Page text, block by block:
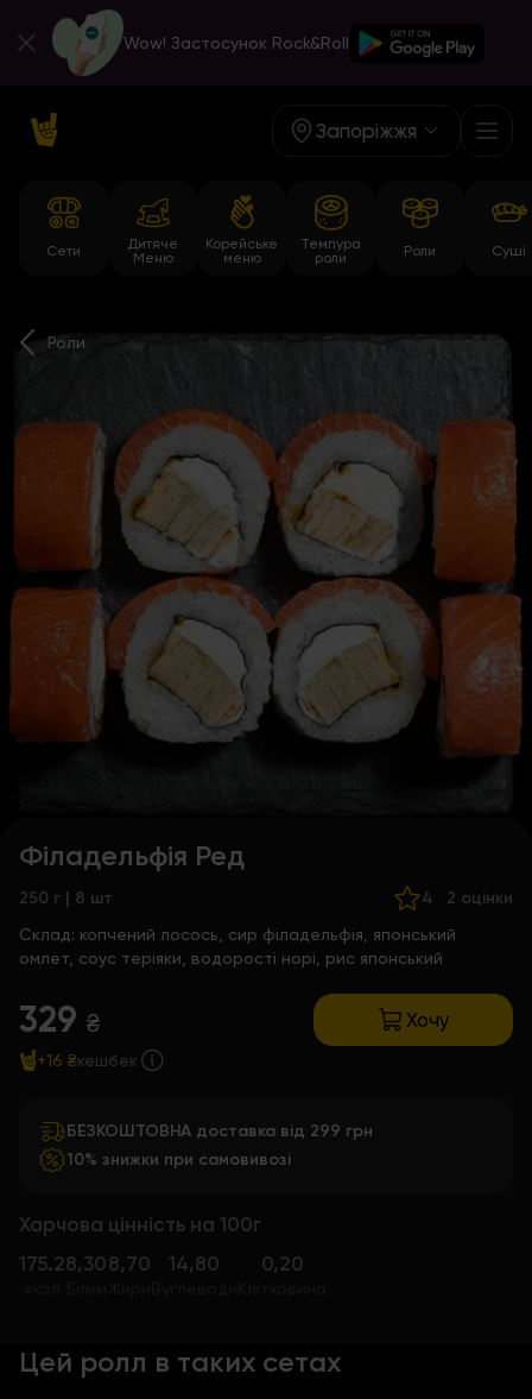
Wow! Застосунок Rock&Roll
Запоріжжя
Сети
Дитяче
Меню
Корейське
меню
Темпура
роли
Роли Суші
Роли
Філадельфія Ред
250 г | 8 шт 4 · 2 оцінки
Склад: копчений лосось, сир філадельфія, японський
омлет, соус теріяки, водорості норі, рис японський
329 ₴ Хочу
+16 ₴кешбек
БЕЗКОШТОВНА доставка від 299 грн
10% знижки при самовивозі
Харчова цінність на 100г
175.28,308,70 14,80 0,20
Цей ролл в таких сетах